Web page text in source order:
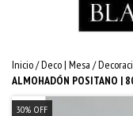
Inicio/Deco | Mesa /
ALMOHADÓN POSITANO |
30% OFF